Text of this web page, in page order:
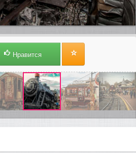
Нравится